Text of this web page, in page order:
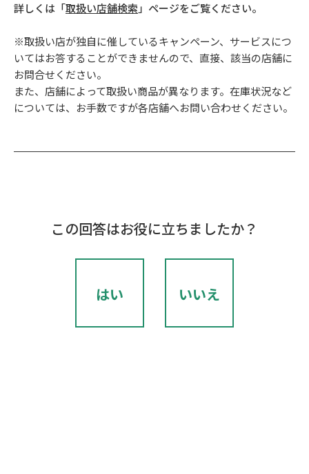
詳しくは「取扱い店舗検索 」ページをご覧ください。
※取扱い店が独自に催しているキャンペーン、サービスにつ
いてはお答することができませんので、直接、該当の店舗に
お問合せください。
また、店舗によって取扱い商品が異なります。在庫状況など
については、お手数ですが各店舗へお問い合わせください。
この回答はお役に立ちましたか？
はい いいえ